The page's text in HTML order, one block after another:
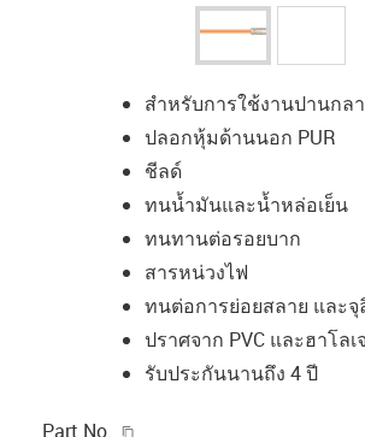
สำหรับการใช้งานปานกล
ปลอกหุ้มด้านนอก PUR
ชีลด์
ทนน้ำมันและน้ำหล่อเย็น
ทนทานต่อรอยบาก
สารหน่วงไฟ
ทนต่อการย่อยสลาย และ
ปราศจาก PVC และฮาโลเ
รับประกันนานถึง 4 ปี
Part No.